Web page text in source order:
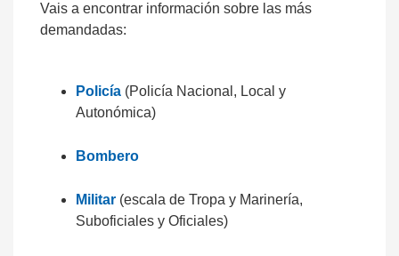
Vais a encontrar información sobre las más
demandadas:
Policía (Policía Nacional, Local y
Autonómica)
Bombero
Militar (escala de Tropa y Marinería,
Suboficiales y Oficiales)